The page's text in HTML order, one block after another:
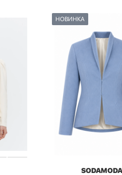
НОВИНКА
SODAMODA